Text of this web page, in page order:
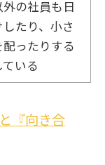
の社員も日
たり、小さ
ったりする
いる
『向き合